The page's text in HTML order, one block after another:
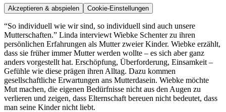
Akzeptieren & abspielen Cookie-Einstellungen
“So individuell wie wir sind, so individuell sind auch unsere
Mutterschaften.” Linda interviewt Wiebke Schenter zu ihren
persönlichen Erfahrungen als Mutter zweier Kinder. Wiebke erzählt,
dass sie früher immer Mutter werden wollte – es sich aber ganz
anders vorgestellt hat. Erschöpfung, Überforderung, Einsamkeit –
Gefühle wie diese prägen ihren Alltag. Dazu kommen
gesellschaftliche Erwartungen ans Mutterdasein. Wiebke möchte
Mut machen, die eigenen Bedürfnisse nicht aus den Augen zu
verlieren und zeigen, dass Elternschaft bereuen nicht bedeutet, dass
man seine Kinder nicht liebt.